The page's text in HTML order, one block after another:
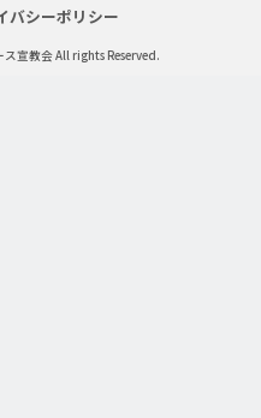
バシーポリシー
宣教会 All rights Reserved.